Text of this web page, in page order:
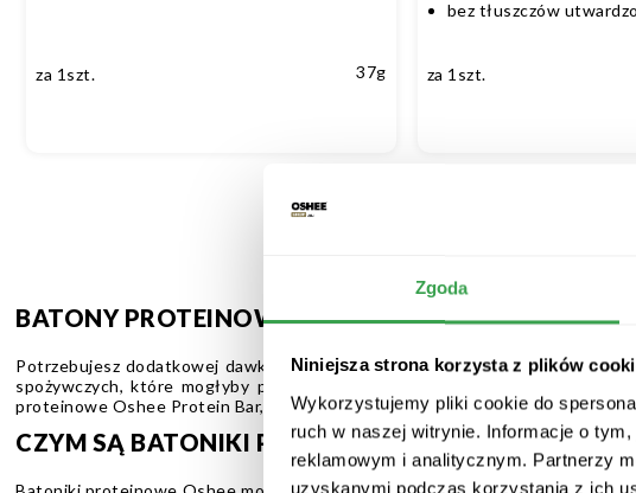
Zgoda
Niniejsza strona korzysta z plików
Wykorzystujemy pliki cookie do
ruch w naszej witrynie. Informacje o
reklamowym i analitycznym. Partnerzy
uzyskanymi podczas korzystania z ich
za 1szt. 37g
bez tłuszczów
za 1szt.
BATONY PROTEINOWE
Potrzebujesz dodatkowej dawki energii podczas nauki do egzaminu, pracy
spożywczych, które mogłyby przydać się na diecie odchudzającej? Jeżeli
proteinowe Oshee Protein Bar, które mogą być znakomitą alternatywą dla
CZYM SĄ BATONIKI PROTEINOWE?